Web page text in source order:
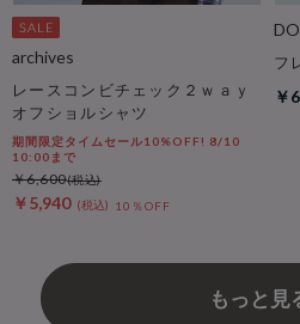
archives
レースコンビチェック２ｗａｙ
オフショルシャツ
期間限定タイムセール10%OFF! 8/10
10:00まで
￥6,600
￥5,940 10％OFF
フ
￥
もっと見